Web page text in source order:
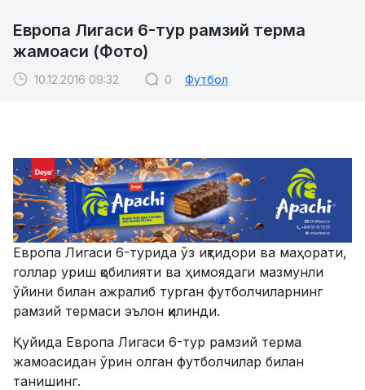
Европа Лигаси 6-тур рамзий терма
жамоаси (Фото)
10.12.2016 09:32 0 Футбол
Европа Лигаси 6-турида ўз иқтидори ва маҳорати,
голлар уриш қобилияти ва ҳимоядаги мазмунли
ўйини билан ажралиб турган футболчиларнинг
рамзий термаси эълон қилинди.
Қуйида Европа Лигаси 6-тур рамзий терма
жамоасидан ўрин олган футболчилар билан
танишинг.